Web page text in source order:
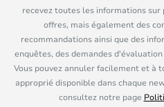
recevez toutes les informations
offres, mais également des
recommandations ainsi que des
enquêtes, des demandes
Vous pouvez annuler facilement et à
approprié disponible dans chaque
consultez notre page